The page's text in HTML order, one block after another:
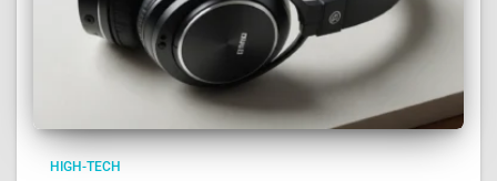
HIGH-TECH